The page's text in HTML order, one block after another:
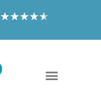
★★★★★